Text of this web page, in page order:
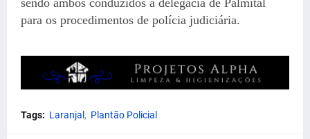
sendo ambos conduzidos à delegacia de Palmital
para os procedimentos de polícia judiciária.
Tags: Laranjal Plantão Policial